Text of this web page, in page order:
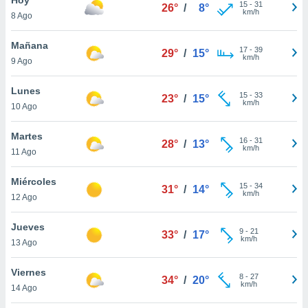
en
más
nuestra
de
cookies
aceptar
8 Ago
26° / 8° 15- 31
km/h
Mañana
9 Ago
29° / 15° 17- 39
km/h
Lunes
10 Ago
23° / 15° 15- 33
km/h
Martes
11 Ago
28° / 13° 16- 31
km/h
Miércoles
12 Ago
31° / 14° 15- 34
km/h
Jueves
13 Ago
33° / 17° 9- 21
km/h
Viernes
14 Ago
34° / 20° 8- 27
km/h